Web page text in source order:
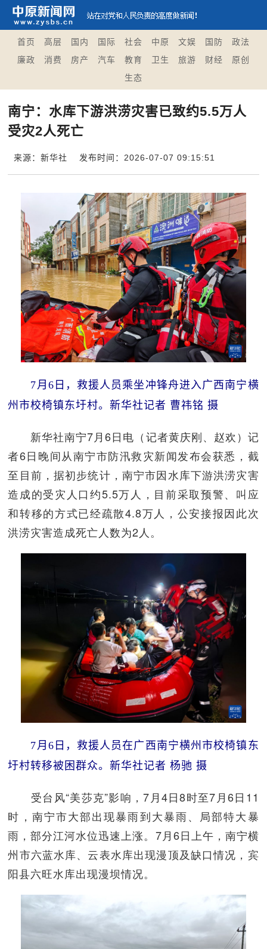
首页 高层 国内 国际 社会 中原 文娱 国防
政法
廉政
消费 房产 汽车 教育 卫生 旅游 财经
原创
生态
南宁：水库下游洪涝灾害已致约5.5万人
受灾2人死亡
来源：新华社 发布时间：2026-07-07 09:15:51
7月6日，救援人员乘坐冲锋舟进入广西南宁横
州市校椅镇东圩村。新华社记者 曹祎铭 摄
新华社南宁7月6日电（记者黄庆刚、赵欢）记
者6日晚间从南宁市防汛救灾新闻发布会获悉，截
至目前，据初步统计，南宁市因水库下游洪涝灾害
造成的受灾人口约5.5万人，目前采取预警、叫应
和转移的方式已经疏散4.8万人，公安接报因此次
洪涝灾害造成死亡人数为2人。
7月6日，救援人员在广西南宁横州市校椅镇东
圩村转移被困群众。新华社记者 杨驰 摄
受台风“美莎克”影响，7月4日8时至7月6日11
时，南宁市大部出现暴雨到大暴雨、局部特大暴
雨，部分江河水位迅速上涨。7月6日上午，南宁横
州市六蓝水库、云表水库出现漫顶及缺口情况，宾
阳县六旺水库出现漫坝情况。